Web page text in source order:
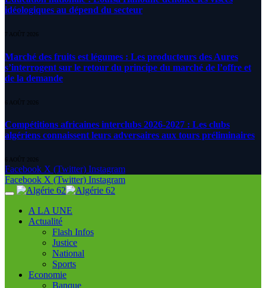
idéologiques au dépend du secteur
7 AOÛT 2026
Marché des fruits est légumes : Les producteurs des Aures
s’interrogent sur le retour du principe du marché de l’offre et
de la demande
6 AOÛT 2026
Compétitions africaines interclubs 2026-2027 : Les clubs
algériens connaissent leurs adversaires aux tours préliminaires
6 AOÛT 2026
Facebook X (Twitter) Instagram
Facebook X (Twitter) Instagram
A LA UNE
Actualité
Flash Infos
Justice
National
Sports
Economie
Banque